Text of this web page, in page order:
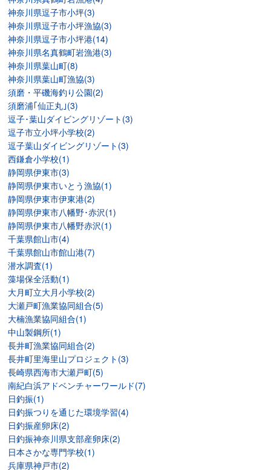
神奈川県逗子市小坪(3)
神奈川県逗子市小坪漁協(3)
神奈川県逗子市小坪港(14)
神奈川県名真鶴町岩漁港(3)
神奈川県葉山町(8)
神奈川県葉山町漁協(3)
須磨・平磯海釣り公園(2)
須磨浦｢仙正丸｣(3)
逗子･葉山ダイビングリゾート(3)
逗子市立小坪小学校(2)
逗子葉山ダイビングリゾート(3)
西鎌倉小学校(1)
静岡県伊東市(3)
静岡県伊東市いとう漁協(1)
静岡県伊東市伊東港(2)
静岡県伊東市八幡野･赤沢(1)
静岡県伊東市八幡野赤沢(1)
千葉県館山市(4)
千葉県館山市館山港(7)
潜水調査(1)
藻場保全活動(1)
大月町立大月小学校(2)
大瀬戸町漁業協同組合(5)
大楠漁業協同組合(1)
中山製鋼所(1)
長井町漁業協同組合(2)
長井町里海里山プロジェクト(3)
長崎県西海市大瀬戸町(5)
南紀白浜アドベンチャーワールド(7)
日釣振(1)
日釣振つりを通じた環境学習(4)
日釣振産卵床(2)
日釣振神奈川県支部産卵床(2)
日本さかな専門学校(1)
兵庫県神戸市(2)